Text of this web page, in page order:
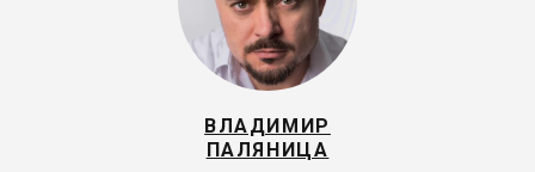
ВЛАДИМИР
ПАЛЯНИЦА